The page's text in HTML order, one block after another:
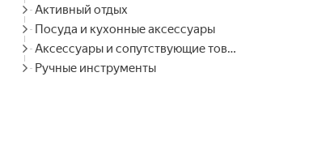
Активный отдых
Посуда и кухонные аксессуары
Аксессуары и сопутствующие товары
Ручные инструменты